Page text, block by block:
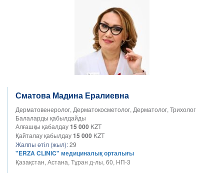
Сматова Мадина Ералиевна
Дерматовенеролог, Дерматокосметолог, Дерматолог, Трихолог
Балаларды қабылдайды
Алғашқы қабалдау15 000 KZT
Қайталау қабылдау15 000 KZT
Жалпы өтіл (жыл):29
"ERZA CLINIC" медициналық орталығы
Қазақстан, Астана, Тұран д-лы, 60, НП-3